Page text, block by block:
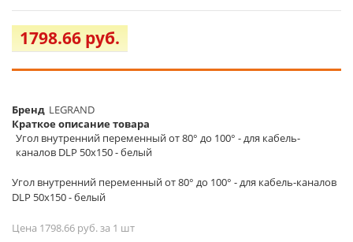
1798.66 руб.
Бренд LEGRAND
Краткое описание товара
Угол внутренний переменный от 80° до 100° - для кабель-
каналов DLP 50х150 - белый
Угол внутренний переменный от 80° до 100° - для кабель-каналов
DLP 50х150 - белый
Цена 1798.66 руб. за 1 шт